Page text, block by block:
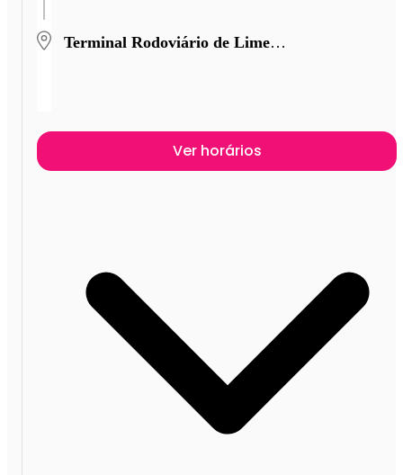
Terminal Rodoviário de Limeira
Ver horários